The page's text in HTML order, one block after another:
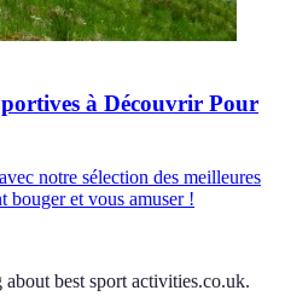
à Découvrir Pour
notre sélection des meilleures
bouger et vous amuser !
about best sport activities.co.uk.